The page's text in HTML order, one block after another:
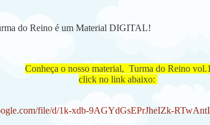
do Reino é um Material DIGITAL!
Conheça o nosso material, Turma do Reino vol.1
click no link abaixo:
file/d/1k-xdb-9AGYdGsEPrJheIZk-